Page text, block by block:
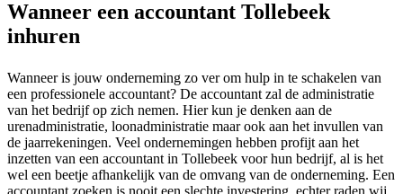
Wanneer een accountant Tollebeek
inhuren
Wanneer is jouw onderneming zo ver om hulp in te schakelen van
een professionele accountant? De accountant zal de administratie
van het bedrijf op zich nemen. Hier kun je denken aan de
urenadministratie, loonadministratie maar ook aan het invullen van
de jaarrekeningen. Veel ondernemingen hebben profijt aan het
inzetten van een accountant in Tollebeek voor hun bedrijf, al is het
wel een beetje afhankelijk van de omvang van de onderneming. Een
accountant zoeken is nooit een slechte investering, echter raden wij